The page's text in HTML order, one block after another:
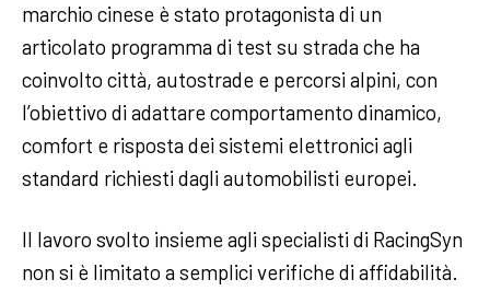
marchio cinese è stato protagonista di un
articolato programma di test su strada che ha
coinvolto città, autostrade e percorsi alpini, con
l’obiettivo di adattare comportamento dinamico,
comfort e risposta dei sistemi elettronici agli
standard richiesti dagli automobilisti europei.
Il lavoro svolto insieme agli specialisti di RacingSyn
non si è limitato a semplici verifiche di affidabilità.